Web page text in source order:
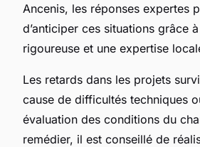
Ancenis, les réponses expertes
d’anticiper ces situations grâce
rigoureuse et une expertise
Les retards dans les projets
cause de difficultés techniques
évaluation des conditions du
remédier, il est conseillé de